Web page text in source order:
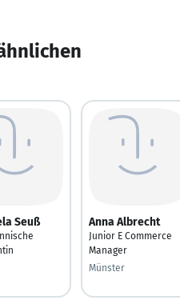
Seuß Anna Albrecht
Junior E Commerce
Manager
Münster